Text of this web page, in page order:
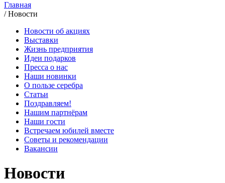
Главная
/Новости
Новости об акциях
Выставки
Жизнь предприятия
Идеи подарков
Пресса о нас
Наши новинки
О пользе серебра
Статьи
Поздравляем!
Нашим партнёрам
Наши гости
Встречаем юбилей вместе
Советы и рекомендации
Вакансии
Новости